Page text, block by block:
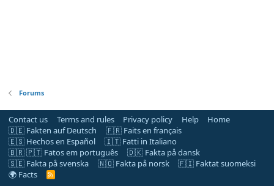
Forums
Contact us Terms and rules Privacy policy Help
Home
🇩🇪 Fakten auf Deutsch
🇫🇷 Faits en français
🇪🇸 Hechos en Español
🇮🇹 Fatti in Italiano
🇧🇷 🇵🇹 Fatos em português
🇩🇰 Fakta på dansk
🇸🇪 Fakta på svenska
🇳🇴 Fakta på norsk
🇫🇮 Faktat suomeksi
🌍 Facts
R